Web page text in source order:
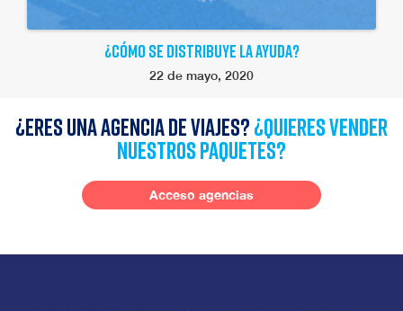
¿CÓMO SE DISTRIBUYE LA AYUDA?
22 de mayo, 2020
¿Eres una agencia de viajes?¿quieres vender
nuestros paquetes?
Acceso agencias